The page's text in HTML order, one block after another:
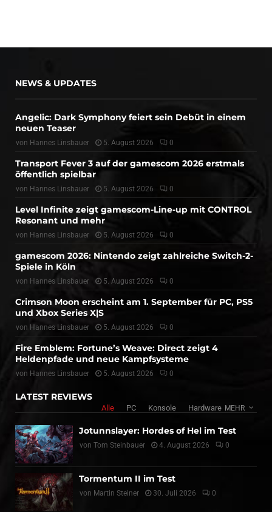
NEWS & UPDATES
Angelic: Dark Symphony feiert sein Debüt in einem
neuen Teaser
von Hannes Linsbauer 5. August 2026 0
Transport Fever 3 auf der gamescom 2026 erstmals
öffentlich spielbar
von Hannes Linsbauer 5. August 2026 0
Level Infinite zeigt gamescom-Line-up mit CONTROL
Resonant und mehr
von Hannes Linsbauer 5. August 2026 0
gamescom 2026: Nintendo zeigt zahlreiche Switch-2-
Spiele in Köln
von Hannes Linsbauer 5. August 2026 0
Crimson Moon erscheint am 1. September für PC, PS5
und Xbox Series X|S
von Hannes Linsbauer 5. August 2026 0
Fire Emblem: Fortune’s Weave: Direct zeigt 4
Heldenpfade und neue Kampfsysteme
von Hannes Linsbauer 5. August 2026 0
LATEST REVIEWS
Alle PC Konsole Hardware MEHR
Jotunnslayer: Hordes of Hel im Test
von Tom Steinbauer 4. August 2026 0
Tormentum II im Test
von Martin Steiner 30. Juli 2026 0